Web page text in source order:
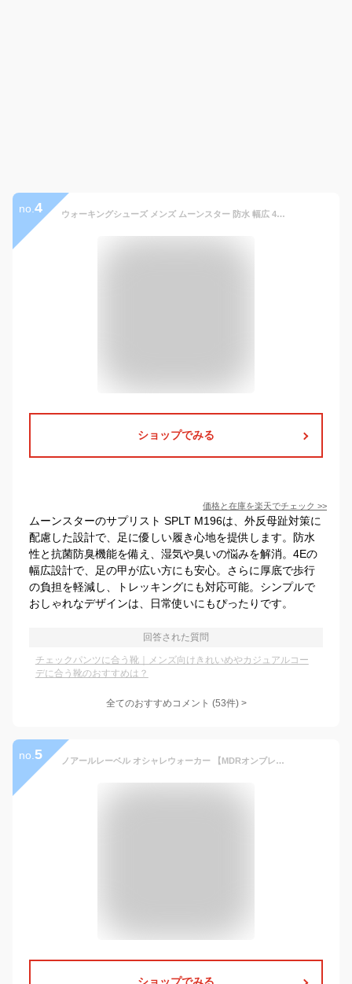
no. 4 ウォーキングシューズ メンズ ムーンスター 防水 幅広 4E 疲れない 外反母趾 スニーカー 靴 カジュアル サプリスト 黒 茶 紺 ブラック ブラウン カーキ ネイビー アウトドア 登山 MOONSTAR SPLT M196
ショップでみる
価格と在庫を楽天でチェック >>
ムーンスターのサプリスト SPLT M196は、外反母趾対策に
配慮した設計で、足に優しい履き心地を提供します。防水
性と抗菌防臭機能を備え、湿気や臭いの悩みを解消。4Eの
幅広設計で、足の甲が広い方にも安心。さらに厚底で歩行
の負担を軽減し、トレッキングにも対応可能。シンプルで
おしゃれなデザインは、日常使いにもぴったりです。
回答された質問
チェックパンツに合う靴｜メンズ向けきれいめやカジュアルコー
デに合う靴のおすすめは？
全てのおすすめコメント (53件) >
no. 5 ノアールレーベル オシャレウォーカー 【MDRオンブレチェックシャツ】 チェックシャツ オーバーサイズ トップス ネルシャツ メンズ 11tn03o